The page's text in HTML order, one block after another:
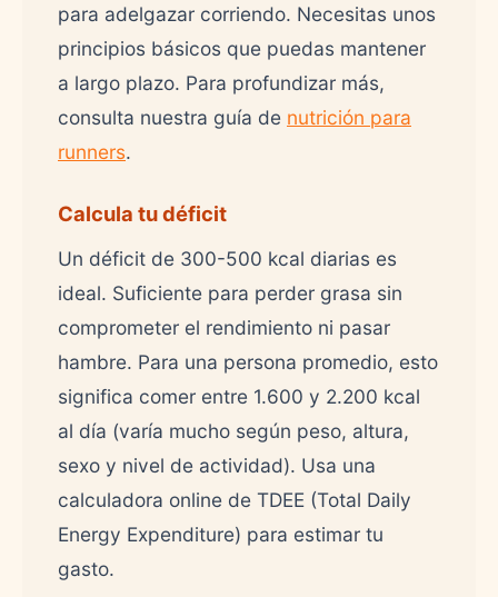
para adelgazar corriendo. Necesitas unos
principios básicos que puedas mantener
a largo plazo. Para profundizar más,
consulta nuestra guía de nutrición para
runners.
Calcula tu déficit
Un déficit de 300-500 kcal diarias es
ideal. Suficiente para perder grasa sin
comprometer el rendimiento ni pasar
hambre. Para una persona promedio, esto
significa comer entre 1.600 y 2.200 kcal
al día (varía mucho según peso, altura,
sexo y nivel de actividad). Usa una
calculadora online de TDEE (Total Daily
Energy Expenditure) para estimar tu
gasto.